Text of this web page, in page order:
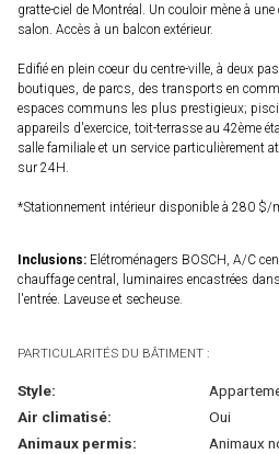
gratte-ciel de Montréal. Un couloir mène à
salon. Accès à un balcon extérieur.
Edifié en plein coeur du centre-ville, à deux
boutiques, de parcs, des transports en
espaces communs les plus prestigieux;
appareils d'exercice, toit-terrasse au 42ème
salle familiale et un service particulièrement
sur 24H.
*Stationnement intérieur disponible à 280 $/
Inclusions: Elétroménagers BOSCH, A/C
chauffage central, luminaires encastrées
l'entrée. Laveuse et secheuse.
PARTICULARITÉS DU BÂTIMENT :
Style:
Air climatisé:
Oui
Animaux permis:
Animaux